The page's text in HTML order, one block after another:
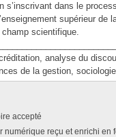
s’inscrivant dans le
supérieur de
champ scientifique.
analyse du
de la gestion,
accepté
numérique reçu et enrichi en